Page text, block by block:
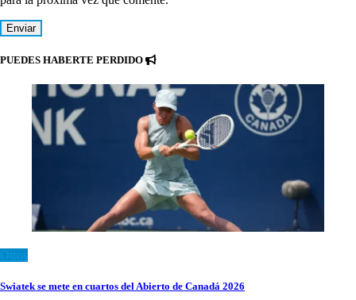
PUEDES HABERTE PERDIDO
Swiatek se mete en cuartos del Abierto de Canadá 2026